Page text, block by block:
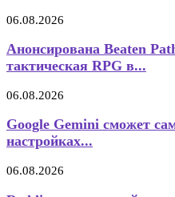
06.08.2026
Анонсирована Beaten
тактическая RPG в...
06.08.2026
Google Gemini сможет
настройках...
06.08.2026